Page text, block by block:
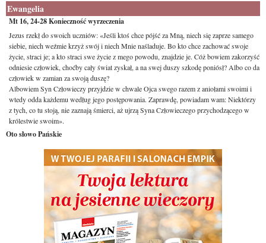
Ewangelia
Mt 16, 24-28 Konieczność wyrzeczenia
Jezus rzekł do swoich uczniów: «Jeśli ktoś chce pójść za Mną, niech się zaprze samego
siebie, niech weźmie krzyż swój i niech Mnie naśladuje. Bo kto chce zachować swoje
życie, straci je; a kto straci swe życie z mego powodu, znajdzie je. Cóż bowiem zakorzyść
odniesie człowiek, choćby cały świat zyskał, a na swej duszy szkodę poniósł? Albo co da
człowiek w zamian za swoją duszę?
Albowiem Syn Człowieczy przyjdzie w chwale Ojca swego razem z aniołami swoimi i
wtedy odda każdemu według jego postępowania. Zaprawdę, powiadam wam: Niektórzy
z tych, co tu stoją, nie zaznają śmierci, aż ujrzą Syna Człowieczego przychodzącego w
królestwie swoim».
Oto słowo Pańskie